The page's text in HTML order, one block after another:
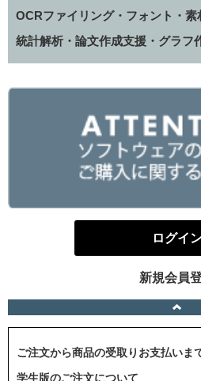
OCRファイリング・フォント・素
統計解析・論文作成支援・グラフ
ログイ
新規会員
ご注文から商品の受取りお支払いま
学生版のご注文について